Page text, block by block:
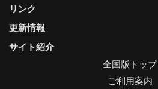
更新情報
サイト紹介
リンク
全国版トップ
ご利用案内